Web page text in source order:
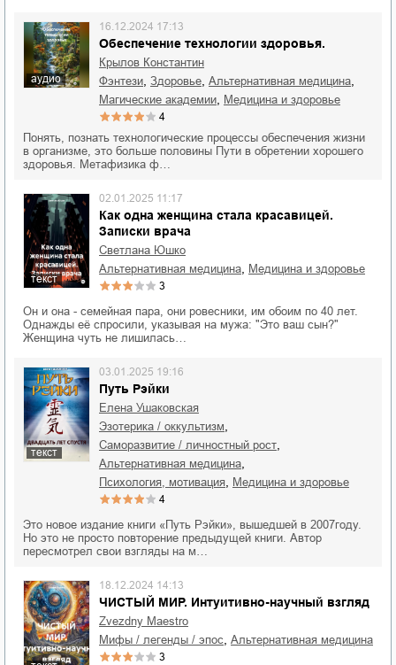
аудио
Обеспечение технологии здоровья.
16.12.2024 17:13
Крылов Константин
фэнтези
здоровье альтернативная медицина
магические академии медицина и здоровье
4
Понять, познать технологические процессы обеспечения жизни
в организме, это больше половины Пути в обретении хорошего
здоровья. Метафизика ф…
текст
Как одна женщина стала красавицей.
Записки врача
02.01.2025 11:17
Светлана Юшко
альтернативная медицина
медицина и здоровье
3
Он и она - семейная пара, они ровесники, им обоим по 40 лет.
Однажды её спросили, указывая на мужа: "Это ваш сын?"
Женщина чуть не лишилась…
текст
Путь Рэйки
03.01.2025 19:16
Елена Ушаковская
эзотерика / оккультизм
саморазвитие / личностный рост
альтернативная медицина
психология, мотивация медицина и здоровье
4
Это новое издание книги «Путь Рэйки», вышедшей в 2007году.
Но это не просто повторение предыдущей книги. Автор
пересмотрел свои взгляды на м…
ЧИСТЫЙ МИР. Интуитивно-научный взгляд
18.12.2024 14:13
Zvezdny Maestro
мифы / легенды / эпос
альтернативная медицина
3